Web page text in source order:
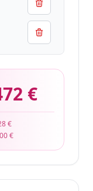
€
€
€